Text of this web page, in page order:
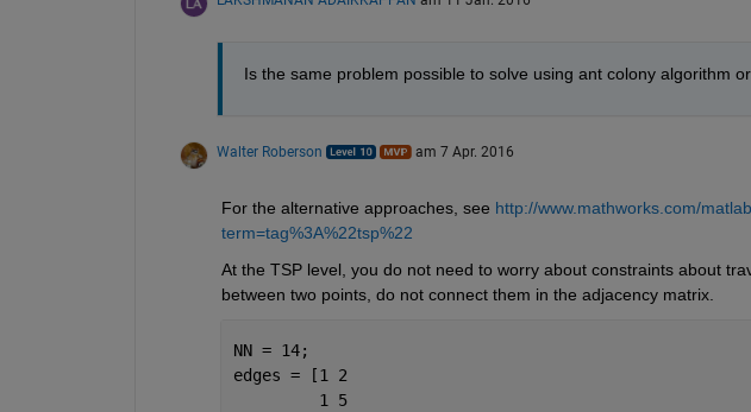
Is the same problem possible to solve using ant colony algorithm
Walter Roberson am 7 Apr. 2016
For the alternative approaches, see http://www.mathworks.com/
term=tag%3A%22tsp%22
At the TSP level, you do not need to worry about constraints about
between two points, do not connect them in the adjacency matrix.
NN = 14;
edges = [1 2
         1 5